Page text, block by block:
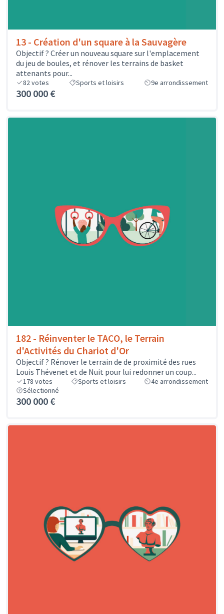
13 - Création d'un square à la Sauvagère
Objectif ? Créer un nouveau square sur l'emplacement
du jeu de boules, et rénover les terrains de basket
attenants pour...
82votes Sports et loisirs 9e arrondissement
300 000 €
182 - Réinventer le TACO, le Terrain
d'Activités du Chariot d'Or
Objectif ? Rénover le terrain de de proximité des rues
Louis Thévenet et de Nuit pour lui redonner un coup...
178 votes Sports et loisirs
4e arrondissement
Sélectionné
300 000 €